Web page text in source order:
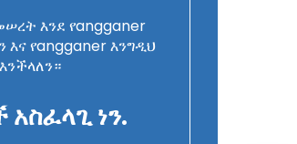
እንደ የangganer
የangganer እንግዲህ
ነን.